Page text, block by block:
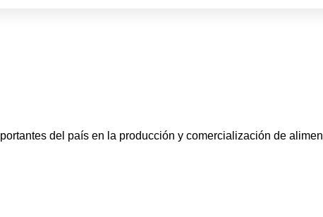
del país en la producción y comercialización de